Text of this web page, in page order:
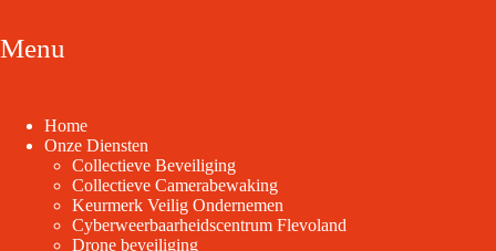
Menu
Home
Onze Diensten
Collectieve Beveiliging
Collectieve Camerabewaking
Keurmerk Veilig Ondernemen
Cyberweerbaarheidscentrum Flevoland
Drone beveiliging